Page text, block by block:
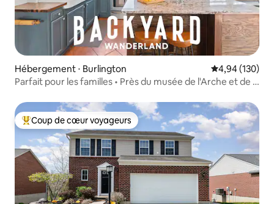
Hébergement ⋅ Burlington Évaluation
4,94 (130)
Parfait pour les familles • Près du musée de l'Arche et de la
Coups de cœur voyageurs les plus appréciés
Coup de cœur voyageurs